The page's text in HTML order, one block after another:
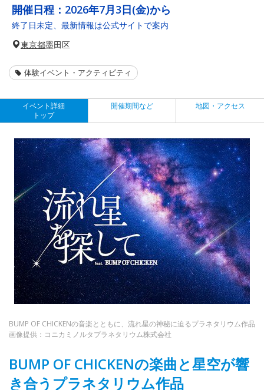
開催日程： 2026年7月3日(金)から
終了日未定、最新情報は公式サイトで案内
東京都墨田区
体験イベント・アクティビティ
イベント詳細
トップ
開催期間など 地図・アクセス
BUMP OF CHICKENの音楽とともに、流れ星の神秘に迫るプラネタリウム作品
画像提供：コニカミノルタプラネタリウム株式会社
BUMP OF CHICKENの楽曲と星空が響
き合うプラネタリウム作品